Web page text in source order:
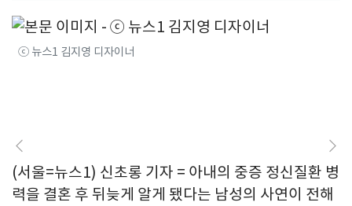
ⓒ 뉴스1 김지영 디자이너
(서울=뉴스1) 신초롱 기자 = 아내의 중증 정신질환 병
력을 결혼 후 뒤늦게 알게 됐다는 남성의 사연이 전해